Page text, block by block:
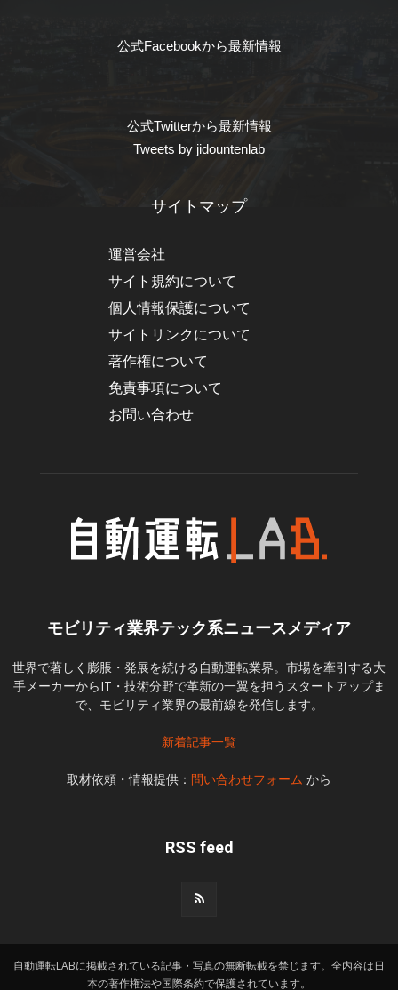
公式Facebookから最新情報
公式Twitterから最新情報
Tweets by jidountenlab
サイトマップ
運営会社
サイト規約について
個人情報保護について
サイトリンクについて
著作権について
免責事項について
お問い合わせ
モビリティ業界テック系ニュースメディア
世界で著しく膨脹・発展を続ける自動運転業界。市場を牽引する大
手メーカーからIT・技術分野で革新の一翼を担うスタートアップま
で、モビリティ業界の最前線を発信します。
新着記事一覧
取材依頼・情報提供： 問い合わせフォーム から
RSS feed
自動運転LABに掲載されている記事・写真の無断転載を禁じます。全内容は日
本の著作権法や国際条約で保護されています。